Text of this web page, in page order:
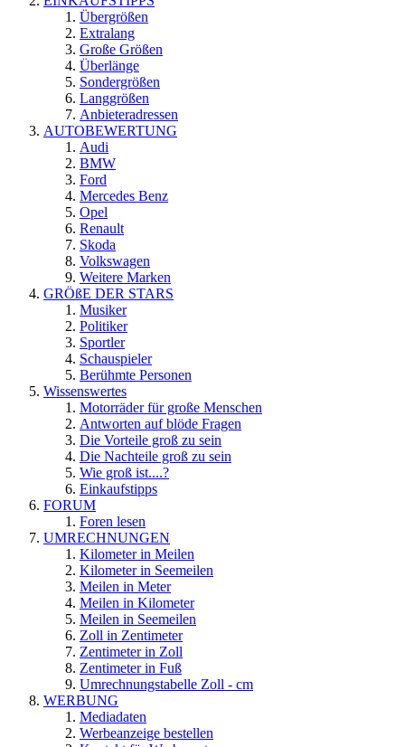
Übergrößen
Extralang
Große Größen
Überlänge
Sondergrößen
Langgrößen
Anbieteradressen
AUTOBEWERTUNG
Audi
BMW
Ford
Mercedes Benz
Opel
Renault
Skoda
Volkswagen
Weitere Marken
GRÖßE DER STARS
Musiker
Politiker
Sportler
Schauspieler
Berühmte Personen
Wissenswertes
Motorräder für große Menschen
Antworten auf blöde Fragen
Die Vorteile groß zu sein
Die Nachteile groß zu sein
Wie groß ist....?
Einkaufstipps
FORUM
Foren lesen
UMRECHNUNGEN
Kilometer in Meilen
Kilometer in Seemeilen
Meilen in Meter
Meilen in Kilometer
Meilen in Seemeilen
Zoll in Zentimeter
Zentimeter in Zoll
Zentimeter in Fuß
Umrechnungstabelle Zoll - cm
WERBUNG
Mediadaten
Werbeanzeige bestellen